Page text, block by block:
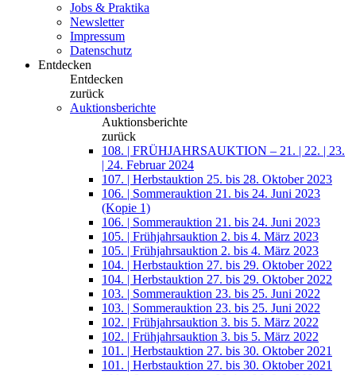
Jobs & Praktika
Newsletter
Impressum
Datenschutz
Entdecken
Entdecken
zurück
Auktionsberichte
Auktionsberichte
zurück
108. | FRÜHJAHRSAUKTION – 21. | 22. | 23.
| 24. Februar 2024
107. | Herbstauktion 25. bis 28. Oktober 2023
106. | Sommerauktion 21. bis 24. Juni 2023
(Kopie 1)
106. | Sommerauktion 21. bis 24. Juni 2023
105. | Frühjahrsauktion 2. bis 4. März 2023
105. | Frühjahrsauktion 2. bis 4. März 2023
104. | Herbstauktion 27. bis 29. Oktober 2022
104. | Herbstauktion 27. bis 29. Oktober 2022
103. | Sommerauktion 23. bis 25. Juni 2022
103. | Sommerauktion 23. bis 25. Juni 2022
102. | Frühjahrsauktion 3. bis 5. März 2022
102. | Frühjahrsauktion 3. bis 5. März 2022
101. | Herbstauktion 27. bis 30. Oktober 2021
101. | Herbstauktion 27. bis 30. Oktober 2021